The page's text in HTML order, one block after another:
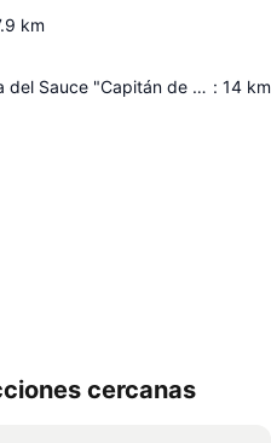
km
Aeropuerto Internacional Laguna del Sauce "Capitán de Corbeta Carlos Curbelo" : 14 km
cercanas